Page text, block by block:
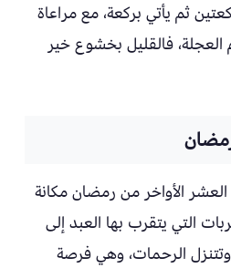
ثم يأتي بركعة، مع مراعاة
فالقليل بخشوع خير
الأواخر من رمضان مكانة
التي يتقرب بها العبد إلى
الرحمات، وهي فرصة